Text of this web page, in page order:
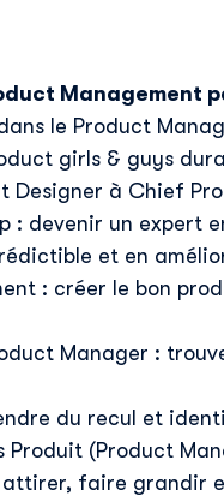
M anagement
dans le Product
girls & guys
Designer à Chief
: devenir un expert
et en
: créer le bon
Manager :
du recul et
Produit (Product
faire grandir